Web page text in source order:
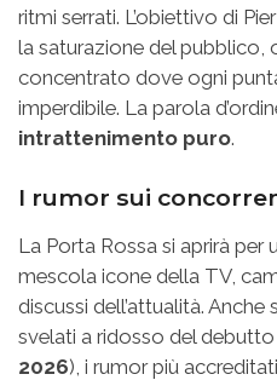
ritmi serrati. L’obiettivo di
la saturazione del
concentrato dove ogni
imperdibile. La parola
intrattenimento puro.
I rumor sui
La Porta Rossa si aprirà per
mescola icone della TV,
discussi dell’attualità. Anche
svelati a ridosso del
2026), i rumor più